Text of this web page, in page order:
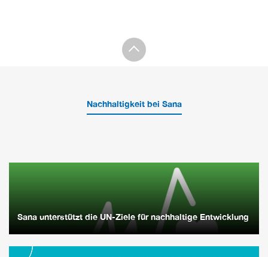
Nachhaltigkeit bei Sana
Sana unterstützt die UN-Ziele für nachhaltige Entwicklung